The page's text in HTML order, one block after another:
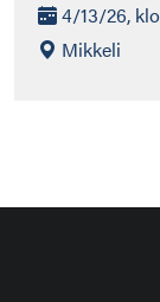
4/13/26,
Mikkeli